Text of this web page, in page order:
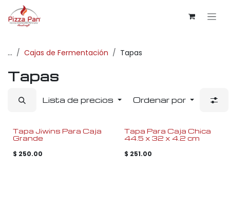
Ir al contenido
... Cajas de Fermentación Tapas
Tapas
Lista de precios Ordenar por
Tapa Jiwins Para Caja
Grande
$ 250.00
Tapa Para Caja Chica
44.5 x 32 x 4.2 cm
$ 251.00